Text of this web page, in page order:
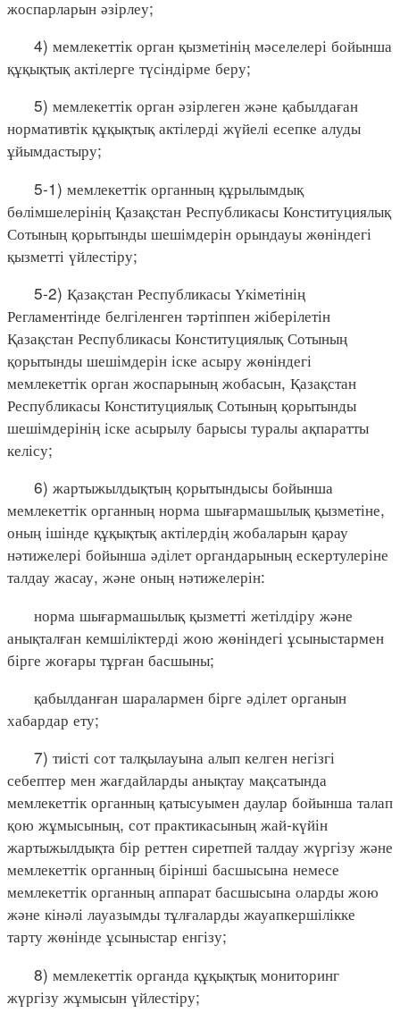
жоспарларын әзірлеу;
4) мемлекеттік орган қызметінің мәселелері бойынша
құқықтық актілерге түсіндірме беру;
5) мемлекеттік орган әзірлеген және қабылдаған
нормативтік құқықтық актілерді жүйелі есепке алуды
ұйымдастыру;
5-1) мемлекеттік органның құрылымдық
бөлімшелерінің Қазақстан Республикасы Конституциялық
Сотының қорытынды шешімдерін орындауы жөніндегі
қызметті үйлестіру;
5-2) Қазақстан Республикасы Үкіметінің
Регламентінде белгіленген тәртіппен жіберілетін
Қазақстан Республикасы Конституциялық Сотының
қорытынды шешімдерін іске асыру жөніндегі
мемлекеттік орган жоспарының жобасын, Қазақстан
Республикасы Конституциялық Сотының қорытынды
шешімдерінің іске асырылу барысы туралы ақпаратты
келісу;
6) жартыжылдықтың қорытындысы бойынша
мемлекеттік органның норма шығармашылық қызметіне,
оның ішінде құқықтық актілердің жобаларын қарау
нәтижелері бойынша әділет органдарының ескертулеріне
талдау жасау, және оның нәтижелерін:
норма шығармашылық қызметті жетілдіру және
анықталған кемшіліктерді жою жөніндегі ұсыныстармен
бірге жоғары тұрған басшыны;
қабылданған шаралармен бірге әділет органын
хабардар ету;
7) тиісті сот талқылауына алып келген негізгі
себептер мен жағдайларды анықтау мақсатында
мемлекеттік органның қатысуымен даулар бойынша талап
қою жұмысының, сот практикасының жай-күйін
жартыжылдықта бір реттен сиретпей талдау жүргізу және
мемлекеттік органның бірінші басшысына немесе
мемлекеттік органның аппарат басшысына оларды жою
және кінәлі лауазымды тұлғаларды жауапкершілікке
тарту жөнінде ұсыныстар енгізу;
8) мемлекеттік органда құқықтық мониторинг
жүргізу жұмысын үйлестіру;